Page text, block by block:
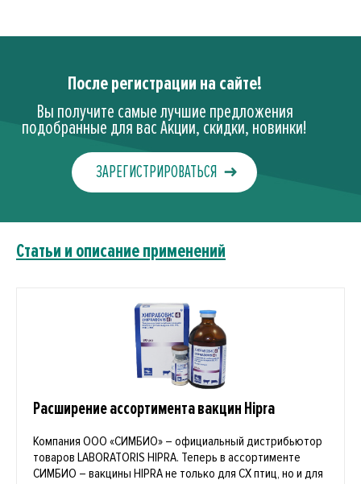
После регистрации на сайте!
Вы получите самые лучшие предложения
подобранные для вас Акции, скидки, новинки!
ЗАРЕГИСТРИРОВАТЬСЯ
Статьи и описание применений
Расширение ассортимента вакцин Hipra
Компания ООО «СИМБИО» – официальный дистрибьютор
товаров LABORATORIS HIPRA. Теперь в ассортименте
СИМБИО – вакцины HIPRA не только для СХ птиц, но и для